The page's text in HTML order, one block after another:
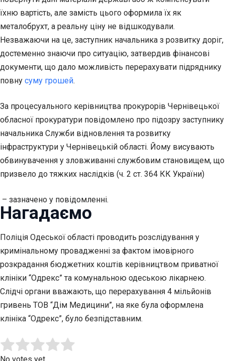
їхню вартість, але замість цього оформила їх як
металобрухт, а реальну ціну не відшкодували.
Незважаючи на це, заступник начальника з розвитку доріг,
достеменно знаючи про ситуацію, затвердив фінансові
документи, що дало можливість перерахувати підряднику
повну суму грошей.
За процесуального керівництва прокурорів Чернівецької
обласної прокуратури повідомлено про підозру заступнику
начальника Служби відновлення та розвитку
інфраструктури у Чернівецькій області. Йому висувають
обвинувачення у зловживанні службовим становищем, що
призвело до тяжких наслідків (ч. 2 ст. 364 КК України)
– зазначено у повідомленні.
Нагадаємо
Поліція Одеської області проводить розслідування у
кримінальному провадженні за фактом імовірного
розкрадання бюджетних коштів керівництвом приватної
клініки “Одрекс” та комунальною одеською лікарнею.
Слідчі органи вважають, що перерахування 4 мільйонів
гривень ТОВ “Дім Медицини”, на яке була оформлена
клініка “Одрекс”, було безпідставним.
Rate this item: